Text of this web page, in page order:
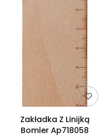
Zakładka Z Linijką
Bomler Ap718058